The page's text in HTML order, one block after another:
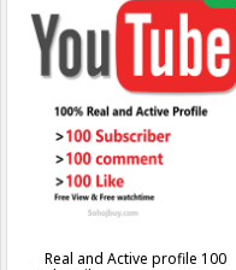
Real and Active profile 100